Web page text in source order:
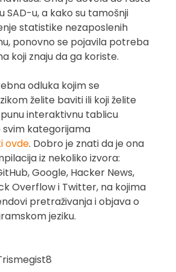
SAD-u, a kako su tamošnji
statistike nezaposlenih
ponovno se pojavila potreba
koji znaju da ga koriste.
odluka kojim se
želite baviti ili koji želite
interaktivnu tablicu
kategorijama
ovde. Dobro je znati da je ona
iz nekoliko izvora:
Google, Hacker News,
Overflow i Twitter, na kojima
pretraživanja i objava o
jeziku.